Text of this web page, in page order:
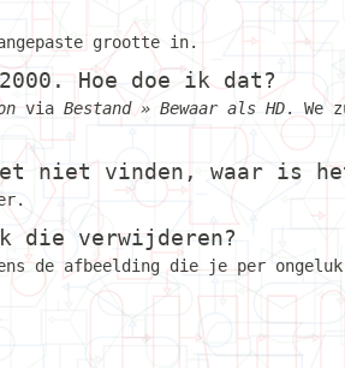
grootte in.
Hoe doe ik dat?
via Bestand » Bewaar als HD. We
niet vinden, waar is
die verwijderen?
de afbeelding die je per